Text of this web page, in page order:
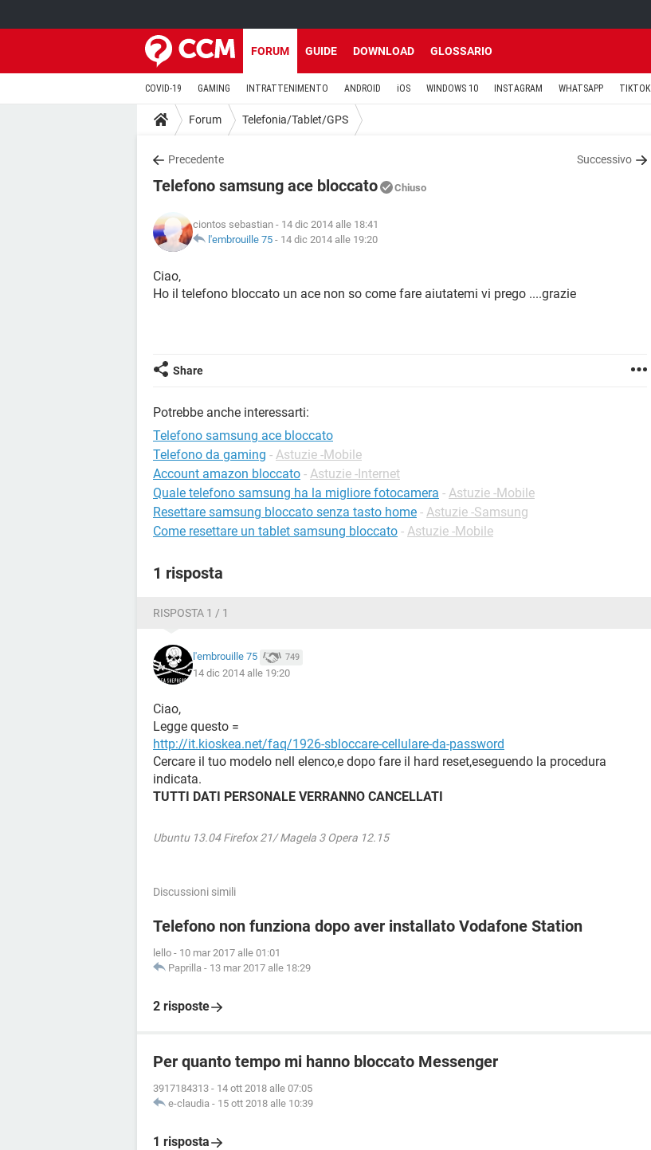
FORUM GUIDE DOWNLOAD GLOSSARIO
COVID-19 GAMING INTRATTENIMENTO ANDROID iOS WINDOWS 10 INSTAGRAM WHATSAPP TIKTOK
Forum Telefonia/Tablet/GPS
Precedente Successivo
Telefono samsung ace bloccato Chiuso
ciontos sebastian - 14 dic 2014 alle 18:41
l'embrouille 75 - 14 dic 2014 alle 19:20
Ciao,
Ho il telefono bloccato un ace non so come fare aiutatemi vi prego ....grazie
Share
Potrebbe anche interessarti:
Telefono samsung ace bloccato
Telefono da gaming - Astuzie -Mobile
Account amazon bloccato - Astuzie -Internet
Quale telefono samsung ha la migliore fotocamera - Astuzie -Mobile
Resettare samsung bloccato senza tasto home - Astuzie -Samsung
Come resettare un tablet samsung bloccato - Astuzie -Mobile
1 risposta
RISPOSTA 1 / 1
l'embrouille 75 749
14 dic 2014 alle 19:20
Ciao,
Legge questo =
http://it.kioskea.net/faq/1926-sbloccare-cellulare-da-password
Cercare il tuo modelo nell elenco,e dopo fare il hard reset,eseguendo la procedura
indicata.
TUTTI DATI PERSONALE VERRANNO CANCELLATI
Ubuntu 13.04 Firefox 21/ Magela 3 Opera 12.15
Discussioni simili
Telefono non funziona dopo aver installato Vodafone Station
lello - 10 mar 2017 alle 01:01
Paprilla - 13 mar 2017 alle 18:29
2 risposte
Per quanto tempo mi hanno bloccato Messenger
3917184313 - 14 ott 2018 alle 07:05
e-claudia - 15 ott 2018 alle 10:39
1 risposta